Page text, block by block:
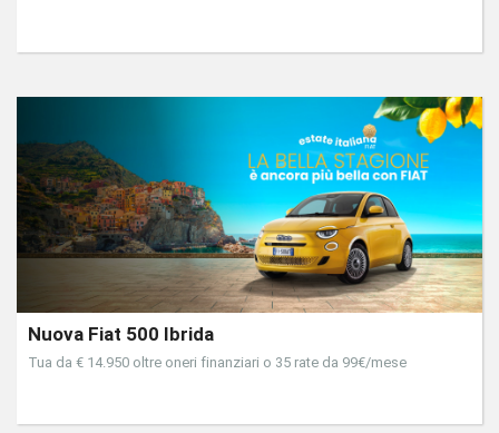
Nuova Fiat 500 Ibrida
Tua da € 14.950 oltre oneri finanziari o 35 rate da 99€/mese